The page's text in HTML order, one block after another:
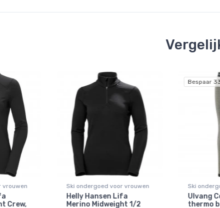
vrouwen
Crew,
Ski ondergoed voor vrouwen
Helly Hansen Lifa
Merino Midweight 1/2
Bespaar
Ski
Ulvang
thermo